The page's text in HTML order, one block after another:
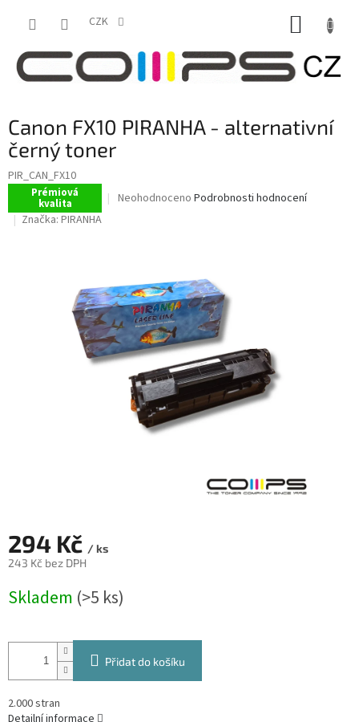
CZK
Canon FX10 PIRANHA - alternativní
černý toner
PIR_CAN_FX10
Prémiová
kvalita
Průměrné
5
hvězdiček.
Neohodnoceno Podrobnosti hodnocení
Značka: PIRANHA
294 Kč / ks
243 Kč bez DPH
cena:
Skladem (>5 ks)
Přidat do košíku
2.000 stran